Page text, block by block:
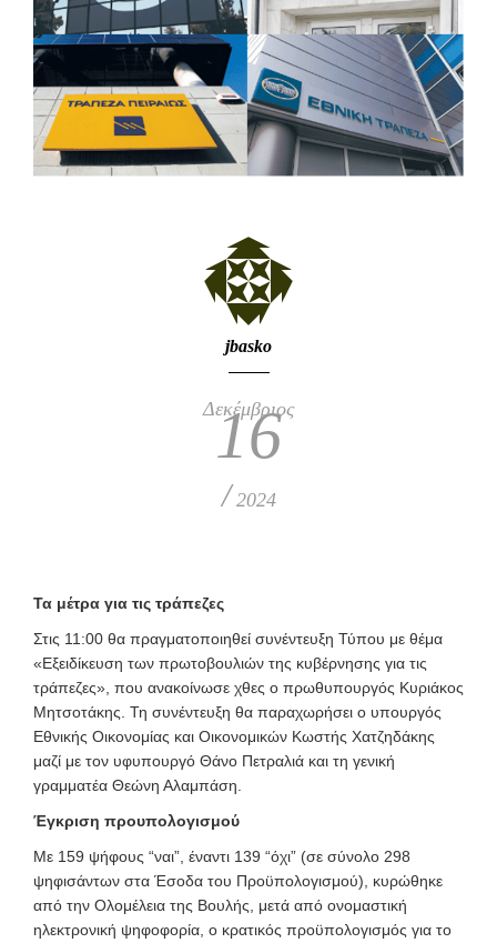
jbasko
Δεκέμβριος
16
/2024
Τα μέτρα για τις τράπεζες
Στις 11:00 θα πραγματοποιηθεί συνέντευξη Τύπου με θέμα
«Εξειδίκευση των πρωτοβουλιών της κυβέρνησης για τις
τράπεζες», που ανακοίνωσε χθες ο πρωθυπουργός Κυριάκος
Μητσοτάκης. Τη συνέντευξη θα παραχωρήσει ο υπουργός
Εθνικής Οικονομίας και Οικονομικών Κωστής Χατζηδάκης
μαζί με τον υφυπουργό Θάνο Πετραλιά και τη γενική
γραμματέα Θεώνη Αλαμπάση.
Έγκριση προυπολογισμού
Με 159 ψήφους “ναι”, έναντι 139 “όχι” (σε σύνολο 298
ψηφισάντων στα Έσοδα του Προϋπολογισμού), κυρώθηκε
από την Ολομέλεια της Βουλής, μετά από ονομαστική
ηλεκτρονική ψηφοφορία, ο κρατικός προϋπολογισμός για το